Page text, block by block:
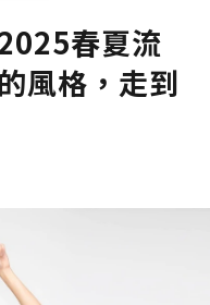
春夏流
風格，走到